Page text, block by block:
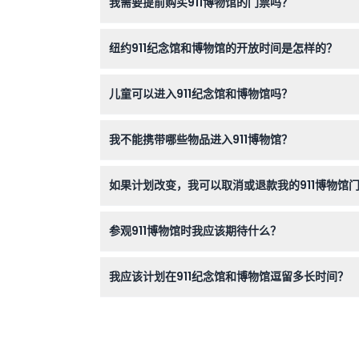
纽约911纪念馆和博物馆的开放时间是怎样的？
儿童可以进入911纪念馆和博物馆吗？
我不能携带哪些物品进入911博物馆？
如果计划改变，我可以取消或退款我的911博物馆门
参观911博物馆时我应该期待什么？
我应该计划在911纪念馆和博物馆逗留多长时间？